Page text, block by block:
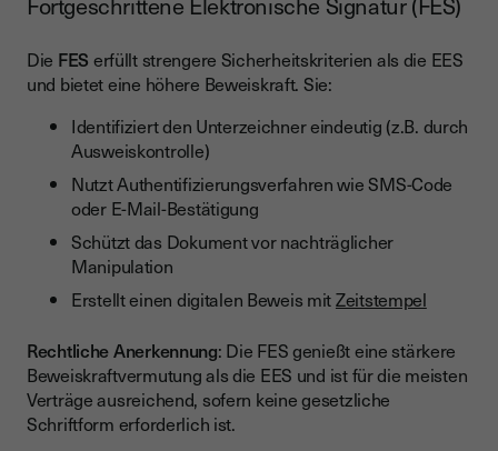
Die FES erfüllt strengere Sicherheitskriterien als die EES
und bietet eine höhere Beweiskraft. Sie:
Identifiziert den Unterzeichner eindeutig (z.B. durch
Ausweiskontrolle)
Nutzt Authentifizierungsverfahren wie SMS-Code
oder E-Mail-Bestätigung
Schützt das Dokument vor nachträglicher
Manipulation
Erstellt einen digitalen Beweis mitZeitstempel
Rechtliche Anerkennung: Die FES genießt eine stärkere
Beweiskraftvermutung als die EES und ist für die meisten
Verträge ausreichend, sofern keine gesetzliche
Schriftform erforderlich ist.